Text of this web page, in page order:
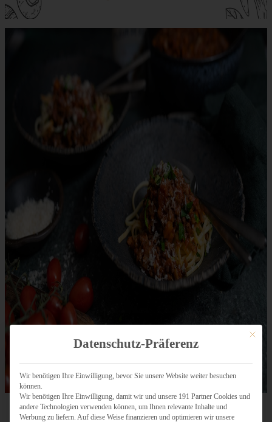
Mit
Datenschutz-Präferenz
Wir benötigen Ihre Einwilligung, bevor Sie unsere Website weiter besuchen
können.
Wir benötigen Ihre Einwilligung, damit wir und unsere 191 Partner Cookies und
andere Technologien verwenden können, um Ihnen relevante Inhalte und
Werbung zu liefern. Auf diese Weise finanzieren und optimieren wir unsere